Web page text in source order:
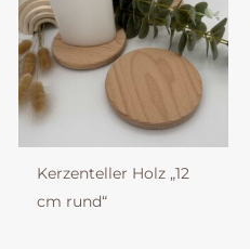
Kerzenteller Holz „12
cm rund“